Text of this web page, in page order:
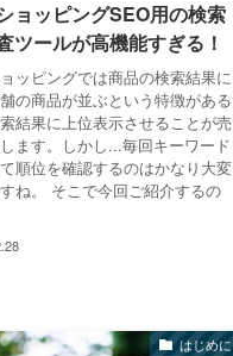
ョッピングSEO用の検索
ツールが高機能すぎる！
ッピングでは商品の検索結果に
の商品が並ぶという特徴がある
結果に上位表示させることが売
ます。しかし...毎回キーワード
順位を確認するのはかなり大変
ね。 そこで今回ご紹介するの
はじめに